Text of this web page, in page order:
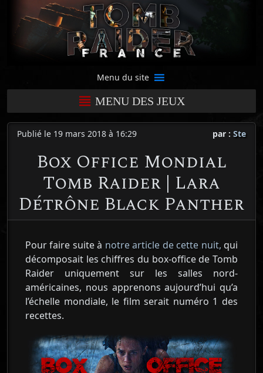
Menu du site
MENU DES JEUX
Publié le 19 mars 2018 à 16:29 par : Ste
Box Office Mondial
Tomb Raider | Lara
Détrône Black Panther
Pour faire suite à notre article de cette nuit, qui
décomposait les chiffres du box-office de Tomb
Raider uniquement sur les salles nord-
américaines, nous apprenons aujourd’hui qu’a
l’échelle mondiale, le film serait numéro 1 des
recettes.